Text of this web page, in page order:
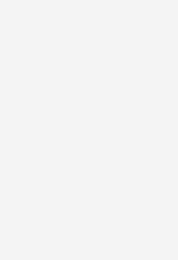
bleibt
Fließ- und Wärmeleitfähigkeit als
Das spart nicht nur einfach Pumpen-